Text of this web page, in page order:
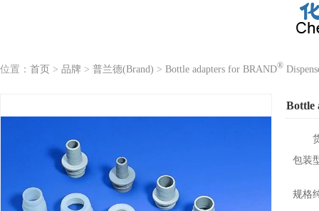
位置： 首页 > 品牌 > 普兰德(Brand) > Bottle adapters for BRAND®
Bottle
包装
规格